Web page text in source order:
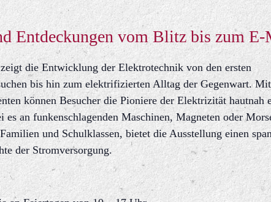
Entdeckungen vom Blitz bis zum
die Entwicklung der Elektrotechnik von den ersten
bis hin zum elektrifizierten Alltag der Gegenwart.
können Besucher die Pioniere der Elektrizität hautnah
es an funkenschlagenden Maschinen, Magneten oder
und Schulklassen, bietet die Ausstellung einen
der Stromversorgung.